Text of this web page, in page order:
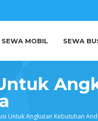
SEWA MOBIL SEWA
Untuk Angkutan Kebutuhan